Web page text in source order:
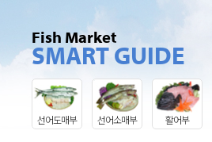
Fish Market
SMART GUIDE
선어도매부 선어소매부 활어부